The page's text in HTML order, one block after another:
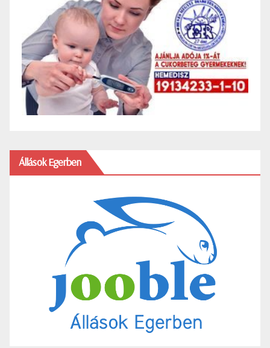
Állások Egerben